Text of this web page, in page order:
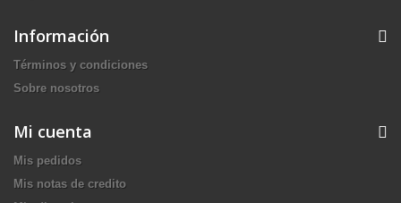
Información
Términos y condiciones
Sobre nosotros
Mi cuenta
Mis pedidos
Mis notas de credito